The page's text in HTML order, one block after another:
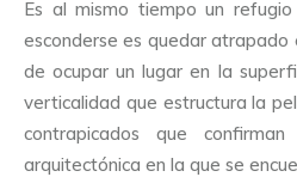
Es al mismo tiempo un
esconderse es quedar atrapado
de ocupar un lugar en la
verticalidad que estructura la
contrapicados que
arquitectónica en la que se